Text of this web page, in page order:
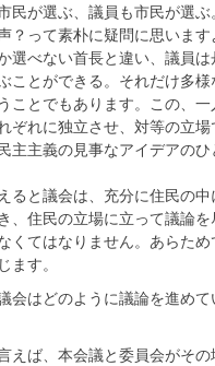
民が選ぶ、議員も市民が選
？って素朴に疑問に思います
選べない首長と違い、議員
ことができる。それだけ多様
ことでもあります。この、
ぞれに独立させ、対等の立場
主主義の見事なアイデアのひ
ると議会は、充分に住民の
、住民の立場に立って議論を
くてはなりません。あらた
ます。
会はどのように議論を進めて
えば、本会議と委員会がその